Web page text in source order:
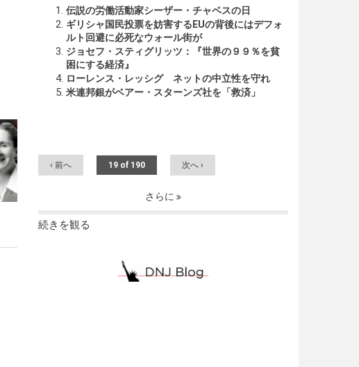
伝説の労働活動家シーザー・チャベスの日
ギリシャ国民投票を妨害するEUの背後にはデフォ
ルト回避に必死なウォール街が
ジョセフ・スティグリッツ：『世界の９９％を貧
困にする経済』
ローレンス・レッシグ ネットの中立性を守れ
米連邦銀がベアー・スターンズ社を「救済」
‹ 前へ 19 of 190 次へ ›
さらに
続きを観る